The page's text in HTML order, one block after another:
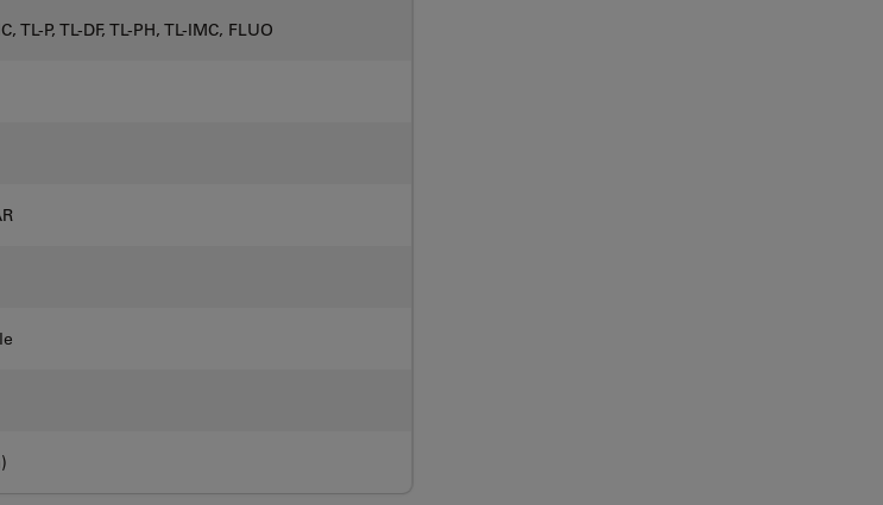
TL-P, TL-DF, TL-PH, TL-IMC, FLUO